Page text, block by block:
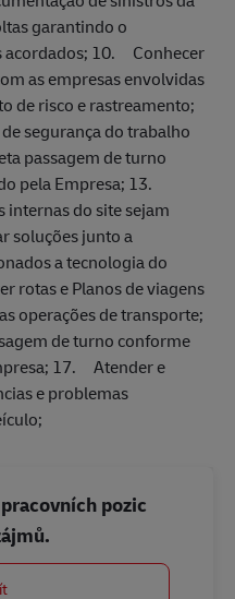
garantindo o
acordados; 10. Conhecer
as empresas envolvidas
de risco e rastreamento;
segurança do trabalho
passagem de turno
pela Empresa; 13.
internas do site sejam
soluções junto a
a tecnologia do
rotas e Planos de viagens
operações de transporte;
de turno conforme
17. Atender e
e problemas
pozic